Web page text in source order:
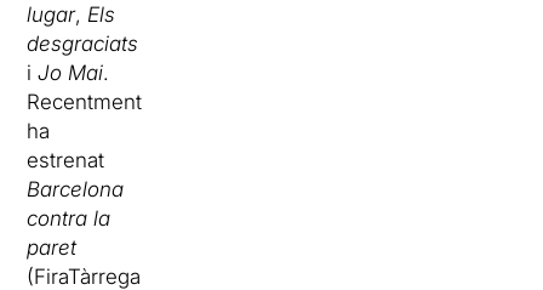
lugar, Els
desgraciats
iJo Mai.
Recentment
ha
estrenat
Barcelona
contra la
paret
(FiraTàrrega